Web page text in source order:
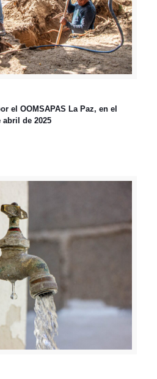
el OOMSAPAS La Paz, en el
abril de 2025